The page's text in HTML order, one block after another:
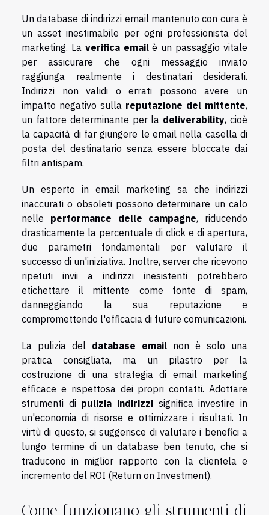
Un database di indirizzi email mantenuto con cura è
un asset inestimabile per ogni professionista del
marketing. La verifica emailè un passaggio vitale
per assicurare che ogni messaggio inviato
raggiunga realmente i destinatari desiderati.
Indirizzi non validi o errati possono avere un
impatto negativo sulla reputazione del mittente,
un fattore determinante per la deliverability, cioè
la capacità di far giungere le email nella casella di
posta del destinatario senza essere bloccate dai
filtri antispam.
Un esperto in email marketing sa che indirizzi
inaccurati o obsoleti possono determinare un calo
nelle performance delle campagne, riducendo
drasticamente la percentuale di click e di apertura,
due parametri fondamentali per valutare il
successo di un'iniziativa. Inoltre, server che ricevono
ripetuti invii a indirizzi inesistenti potrebbero
etichettare il mittente come fonte di spam,
danneggiando la sua reputazione e
compromettendo l'efficacia di future comunicazioni.
La pulizia del database email non è solo una
pratica consigliata, ma un pilastro per la
costruzione di una strategia di email marketing
efficace e rispettosa dei propri contatti. Adottare
strumenti di pulizia indirizzi significa investire in
un'economia di risorse e ottimizzare i risultati. In
virtù di questo, si suggerisce di valutare i benefici a
lungo termine di un database ben tenuto, che si
traducono in miglior rapporto con la clientela e
incremento del ROI (Return on Investment).
Come funzionano gli strumenti di